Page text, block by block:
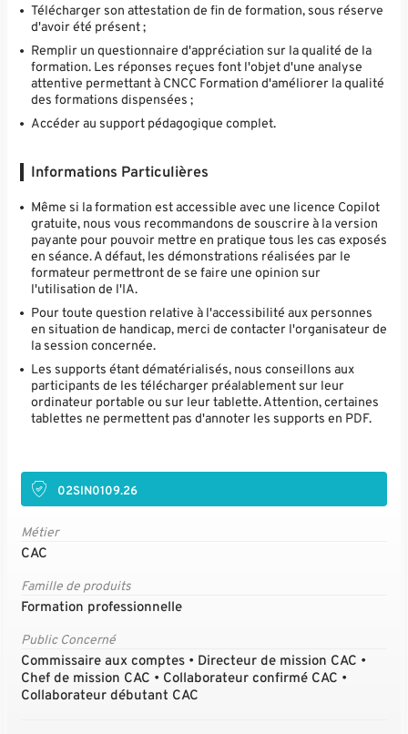
Télécharger son attestation de fin de formation, sous réserve
d'avoir été présent ;
Remplir un questionnaire d'appréciation sur la qualité de la
formation. Les réponses reçues font l'objet d'une analyse
attentive permettant à CNCC Formation d'améliorer la qualité
des formations dispensées ;
Accéder au support pédagogique complet.
Informations Particulières
Même si la formation est accessible avec une licence Copilot
gratuite, nous vous recommandons de souscrire à la version
payante pour pouvoir mettre en pratique tous les cas exposés
en séance. A défaut, les démonstrations réalisées par le
formateur permettront de se faire une opinion sur
l'utilisation de l'IA.
Pour toute question relative à l'accessibilité aux personnes
en situation de handicap, merci de contacter l'organisateur de
la session concernée.
Les supports étant dématérialisés, nous conseillons aux
participants de les télécharger préalablement sur leur
ordinateur portable ou sur leur tablette. Attention, certaines
tablettes ne permettent pas d'annoter les supports en PDF.
02SIN0109.26
Métier
CAC
Famille de produits
Formation professionnelle
Public Concerné
Commissaire aux comptes • Directeur de mission CAC •
Chef de mission CAC • Collaborateur confirmé CAC •
Collaborateur débutant CAC